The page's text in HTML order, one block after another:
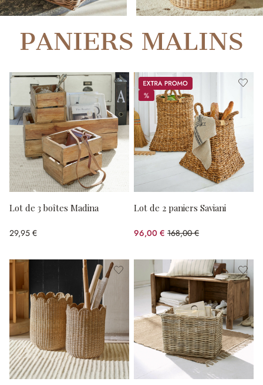
PANIERS MALINS
Lot de 3 boîtes Madina
29,95 €
Promos
%
%
Lot de 2 paniers Saviani
96,00 € 168,00 €
(42.86%spared)